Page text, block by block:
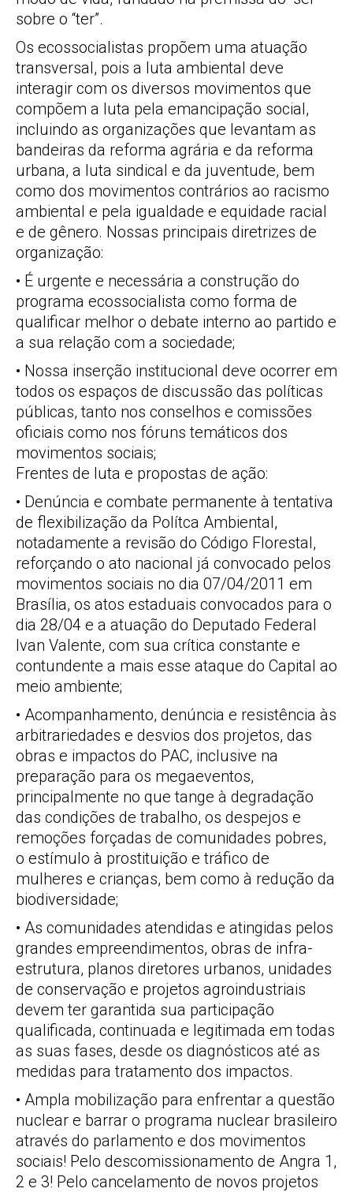
sobre o “ter”.
Os ecossocialistas propõem uma atuação
transversal, pois a luta ambiental deve
interagir com os diversos movimentos que
compõem a luta pela emancipação social,
incluindo as organizações que levantam as
bandeiras da reforma agrária e da reforma
urbana, a luta sindical e da juventude, bem
como dos movimentos contrários ao racismo
ambiental e pela igualdade e equidade racial
e de gênero. Nossas principais diretrizes de
organização:
• É urgente e necessária a construção do
programa ecossocialista como forma de
qualificar melhor o debate interno ao partido e
a sua relação com a sociedade;
• Nossa inserção institucional deve ocorrer em
todos os espaços de discussão das políticas
públicas, tanto nos conselhos e comissões
oficiais como nos fóruns temáticos dos
movimentos sociais;
Frentes de luta e propostas de ação:
• Denúncia e combate permanente à tentativa
de flexibilização da Polítca Ambiental,
notadamente a revisão do Código Florestal,
reforçando o ato nacional já convocado pelos
movimentos sociais no dia 07/04/2011 em
Brasília, os atos estaduais convocados para o
dia 28/04 e a atuação do Deputado Federal
Ivan Valente, com sua crítica constante e
contundente a mais esse ataque do Capital ao
meio ambiente;
• Acompanhamento, denúncia e resistência às
arbitrariedades e desvios dos projetos, das
obras e impactos do PAC, inclusive na
preparação para os megaeventos,
principalmente no que tange à degradação
das condições de trabalho, os despejos e
remoções forçadas de comunidades pobres,
o estímulo à prostituição e tráfico de
mulheres e crianças, bem como à redução da
biodiversidade;
• As comunidades atendidas e atingidas pelos
grandes empreendimentos, obras de infra-
estrutura, planos diretores urbanos, unidades
de conservação e projetos agroindustriais
devem ter garantida sua participação
qualificada, continuada e legitimada em todas
as suas fases, desde os diagnósticos até as
medidas para tratamento dos impactos.
• Ampla mobilização para enfrentar a questão
nuclear e barrar o programa nuclear brasileiro
através do parlamento e dos movimentos
sociais! Pelo descomissionamento de Angra 1,
2 e 3! Pelo cancelamento de novos projetos